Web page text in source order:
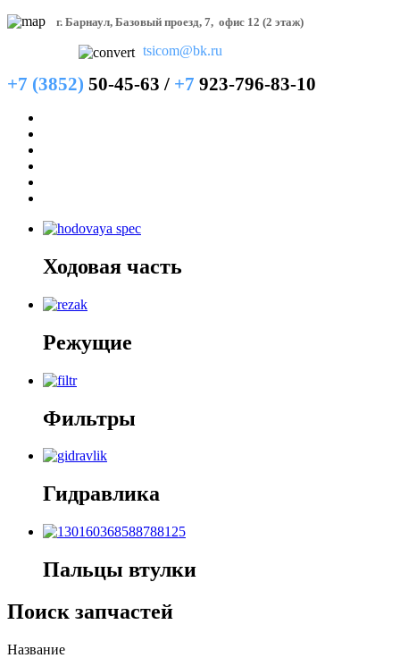
г. Барнаул, Базовый проезд, 7, офис 12 (2 этаж)
tsicom@bk.ru
+7 (3852) 50-45-63 / +7 923-796-83-10
Ходовая часть
Режущие
Фильтры
Гидравлика
Пальцы втулки
Поиск запчастей
Название